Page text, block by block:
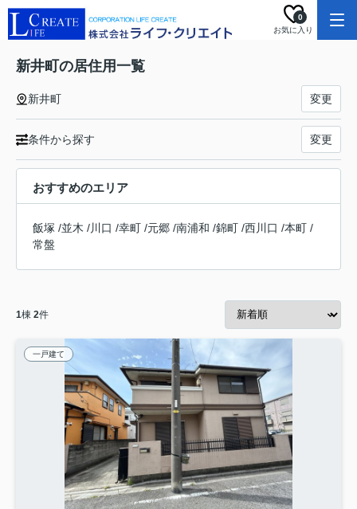
お気に入り
0
新井町の居住用一覧
新井町 変更
条件から探す 変更
おすすめのエリア
飯塚 /並木 /川口 /幸町 /元郷 /南浦和 /錦町 /西川口 /本町 /
常盤
1棟 2件
一戸建て